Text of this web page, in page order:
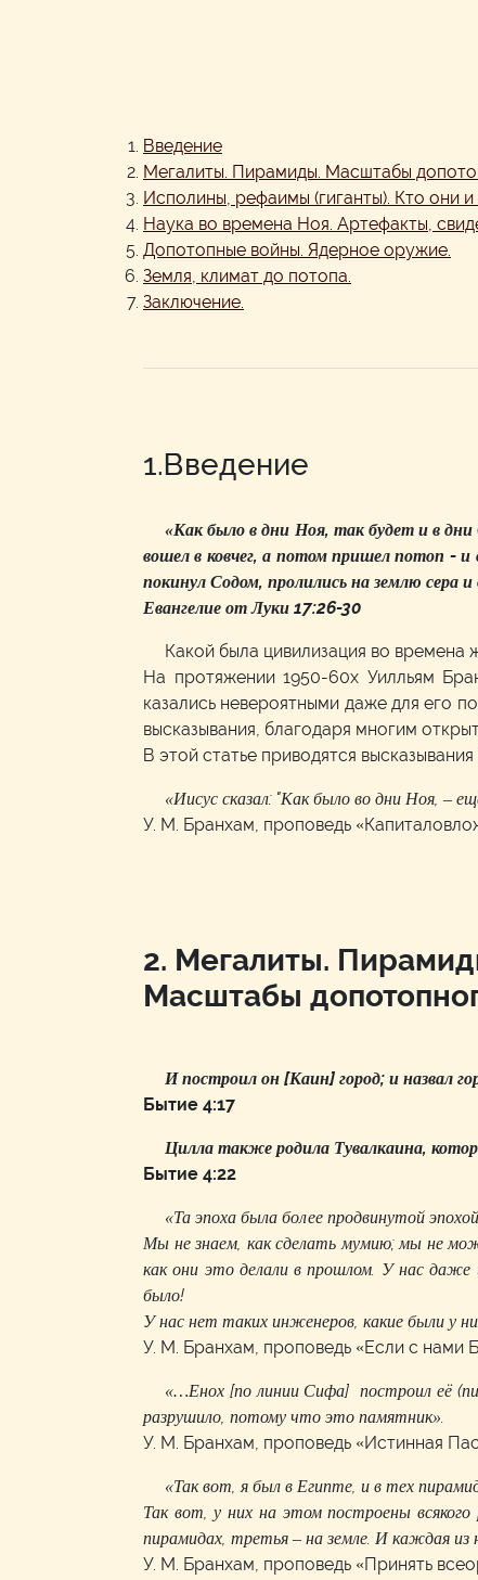
Введение
Мегалиты. Пирамиды. Масштабы
Исполины, рефаимы (гиганты). Кто они и
Наука во времена Ноя. Артефакты,
Допотопные войны. Ядерное оружие.
Земля, климат до потопа.
Заключение.
1.Введение
«Как было в дни Ноя, так будет и в
вошел в ковчег, а потом пришел потоп - и
покинул Содом, пролились на землю сера и
Евангелие от Луки 17:26-30
Какой была цивилизация во
На протяжении 1950-60х Уилльям
казались невероятными даже для его
высказывания, благодаря многим
В этой статье приводятся
«Иисус сказал: "Как было во дни Ноя, –
У. М. Бранхам, проповедь
2. Мегалиты.
Масштабы
И построил он [Каин] город; и назвал
Бытие 4:17
Цилла также родила Тувалкаина,
Бытие 4:22
«Та эпоха была более продвинутой
Мы не знаем, как сделать мумию; мы не
как они это делали в прошлом. У нас
было!
У нас нет таких инженеров, какие были у
У. М. Бранхам, проповедь «Если с нами
«…Енох [по линии Сифа] построил её
разрушило, потому что это памятник».
У. М. Бранхам, проповедь «Истинная
«Так вот, я был в Египте, и в тех
Так вот, у них на этом построены
пирамидах, третья – на земле. И каждая из
У. М. Бранхам, проповедь «Принять